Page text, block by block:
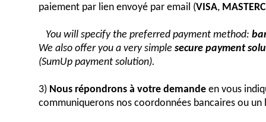
paiement par lien envoyé par email (VISA,
You will specify the preferred payment method:
We also offer you a very simple secure payment
(SumUp payment solution).
3) Nous répondrons à votre demande en vous
communiquerons nos coordonnées bancaires ou